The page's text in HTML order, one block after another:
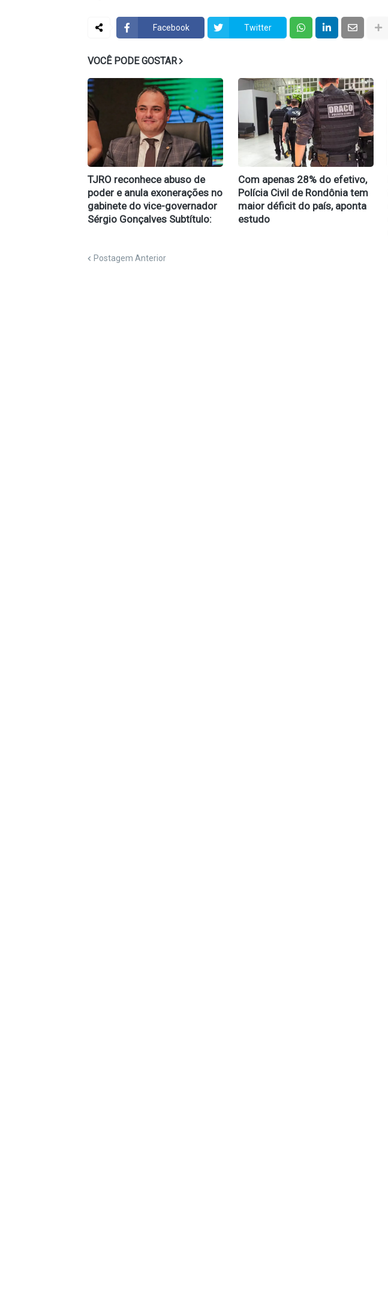
Facebook Twitter
VOCÊ PODE GOSTAR
TJRO reconhece abuso de
poder e anula exonerações no
gabinete do vice-governador
Sérgio Gonçalves Subtítulo:
Com apenas 28% do efetivo,
Polícia Civil de Rondônia tem
maior déficit do país, aponta
estudo
Postagem Anterior